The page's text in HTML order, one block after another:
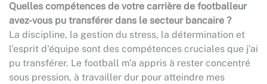
Quelles compétences de votre carrière de footballeur
avez-vous pu transférer dans le secteur bancaire ?
La discipline, la gestion du stress, la détermination et
l'esprit d'équipe sont des compétences cruciales que j'ai
pu transférer. Le football m'a appris à rester concentré
sous pression, à travailler dur pour atteindre mes